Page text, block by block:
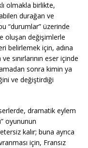
olmakla birlikte,
durağan ve
“durumlar” üzerinde
oluşan değişimlerle
belirlemek için, adına
sınırlarının eser içinde
sonra kimin ya
ve değiştirdiği
dramatik eylem
oyununun
kalır; buna ayrıca
için, Fransız